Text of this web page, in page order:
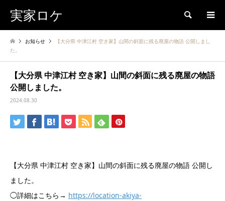
実家ロケ 検索
お知らせ
【大分県 中津江村 空き家】山間の斜面に残る廃屋の物語 公開しまし
た。
【大分県 中津江村 空き家】山間の斜面に残る廃屋の物語
公開しました。
2024.08.30
【大分県 中津江村 空き家】山間の斜面に残る廃屋の物語 公開し
ました。
◯詳細はこちら→ https://location-akiya-